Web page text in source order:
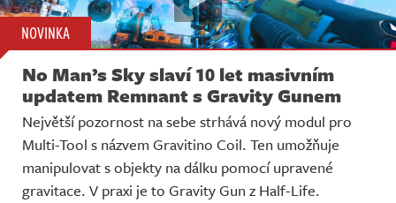
NOVINKA
No Man’s Sky slaví 10 let masivním
updatem Remnant s Gravity Gunem
Největší pozornost na sebe strhává nový modul pro
Multi-Tool s názvem Gravitino Coil. Ten umožňuje
manipulovat s objekty na dálku pomocí upravené
gravitace. V praxi je to Gravity Gun z Half-Life.